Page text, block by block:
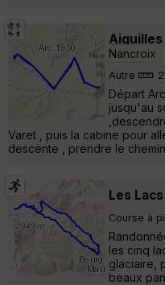
Aiguilles
Nancroix
Autre
Départ
jusqu'au
Varet , puis la cabine pour
descente , prendre le
Les
Course à
les cinq
glaciaire,
beaux